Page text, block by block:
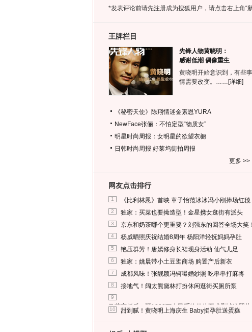
*发表评论前请先注册成为搜狐用户，请点击右上角“
王牌栏目
先锋人物黄晓明：
感谢低潮 偶像重生
黄晓明开始意识到，有些事
情需要改变。…… [详细]
《秘密天使》陈翔情迷金素恩YURA
NewFace张俪：不怕定型“物质女”
明星时尚周报：女明星的欲望衣橱
日韩时尚周报 好莱坞街拍周报
更多 >>
网友点击排行
1 《比利林恩》首映 章子怡范冰冰冯小刚捧场红毯
2 独家：买菜也要拗造型！金星携女逛街有派头
3 京东和奶茶哪个更重要？刘强东的回答全场大笑！
4 杨威晒照庆祝结婚8周年 杨阳洋轻抚妈妈孕肚
5 艳压群芳！唐嫣修身长裙现身活动 仙气儿足
6 独家：姚晨带小土豆逛商场 购置产后新衣
7 成都风味！张靓颖冯轲曝婚纱照 吃串串打麻将
8 接地气！阔太熊黛林打扮休闲逛街买厕所泵
9
马蓉离婚后，砸1000万人民币给媒体要求删掉这照片
10 甜到腻！黄晓明上海庆生 Baby挺孕肚送蛋糕